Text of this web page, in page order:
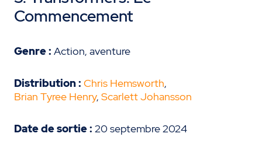
Commencement
Genre : Action, aventure
Distribution : Chris Hemsworth,
Brian Tyree Henry, Scarlett Johansson
Date de sortie : 20 septembre 2024